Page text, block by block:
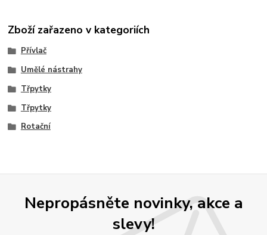
Zboží zařazeno v kategoriích
Přívlač
Umělé nástrahy
Třpytky
Třpytky
Rotační
Nepropásněte novinky, akce a
slevy!